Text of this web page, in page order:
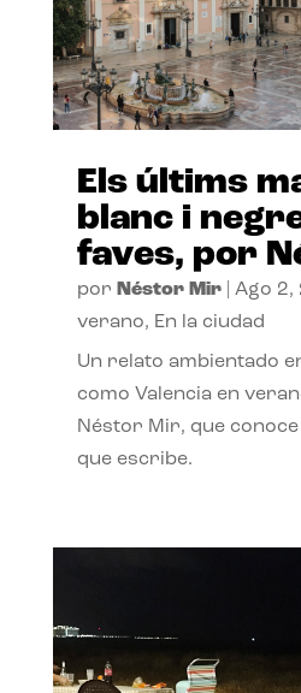
Els últims
blanc i
faves, por
por Néstor Mir| Ago 2,
verano, En la ciudad
Un relato ambientado
como Valencia en
Néstor Mir, que
que escribe.